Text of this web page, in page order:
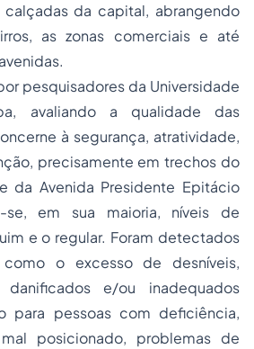
calçadas da capital, abrangendo
as zonas comerciais e até
pesquisadores da Universidade
avaliando a qualidade das
à segurança, atratividade,
precisamente em trechos do
da Avenida Presidente Epitácio
se, em sua maioria, níveis de
e o regular. Foram detectados
como o excesso de desníveis,
danificados e/ou inadequados
para pessoas com deficiência,
posicionado, problemas de